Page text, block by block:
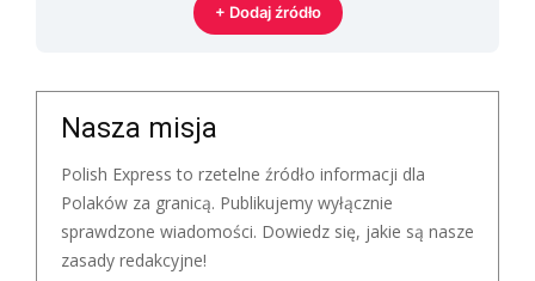
+ Dodaj źródło
Nasza misja
Polish Express to rzetelne źródło informacji dla
Polaków za granicą. Publikujemy wyłącznie
sprawdzone wiadomości. Dowiedz się, jakie są nasze
zasady redakcyjne!